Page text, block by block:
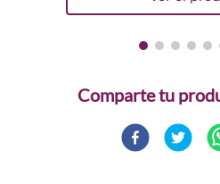
Comparte